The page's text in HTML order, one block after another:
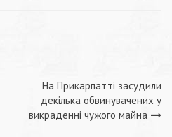
На Прикарпатті засудили
декілька обвинувачених у
викраденні чужого майна